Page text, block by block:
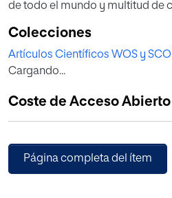
de todo el mundo y multitud de
maneras la génesis del caso de
aparece al final de la pelí-
cula El sexto sentido (1999). Sin
posibilidad de comprender
génesis de este caso no es
Colecciones
Artículos Científicos WOS y
Cargando...
Coste de Acceso Abierto
Página completa del ítem